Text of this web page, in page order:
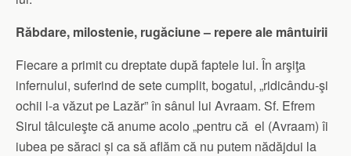
Răbdare, milostenie, rugăciune – repere ale mântuirii
Fiecare a primit cu dreptate după faptele lui. În arşiţa
infernului, suferind de sete cumplit, bogatul, „ridicându-şi
ochii l-a văzut pe Lazăr” în sânul lui Avraam. Sf. Efrem
Sirul tâlcuieşte că anume acolo „pentru că el (Avraam) îi
iubea pe săraci și ca să aflăm că nu putem nădăjdui la